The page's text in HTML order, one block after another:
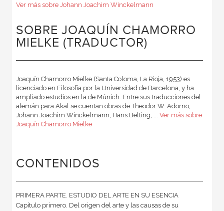
Ver más sobre Johann Joachim Winckelmann
SOBRE JOAQUÍN CHAMORRO
MIELKE (TRADUCTOR)
Joaquín Chamorro Mielke (Santa Coloma, La Rioja, 1953) es
licenciado en Filosofía por la Universidad de Barcelona, y ha
ampliado estudios en la de Múnich. Entre sus traducciones del
alemán para Akal se cuentan obras de Theodor W. Adorno,
Johann Joachim Winckelmann, Hans Belting, ... Ver más sobre
Joaquín Chamorro Mielke
CONTENIDOS
PRIMERA PARTE. ESTUDIO DEL ARTE EN SU ESENCIA
Capítulo primero. Del origen del arte y las causas de su